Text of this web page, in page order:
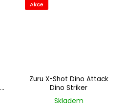
Akce
Zuru X-Shot Dino Attack
Dino Striker
Skladem